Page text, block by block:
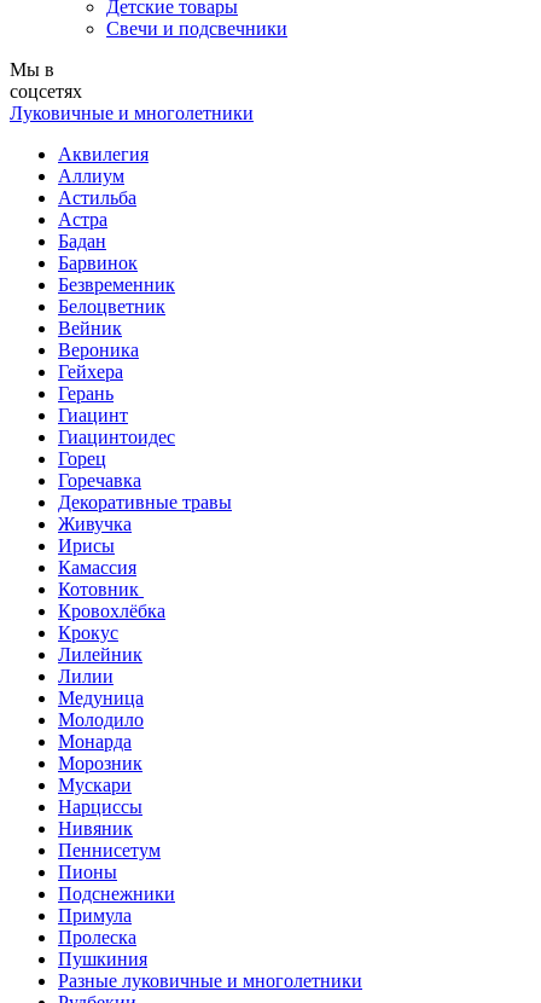
Детские товары
Свечи и подсвечники
Мы в
соцсетях
Луковичные и многолетники
Аквилегия
Аллиум
Астильба
Астра
Бадан
Барвинок
Безвременник
Белоцветник
Вейник
Вероника
Гейхера
Герань
Гиацинт
Гиацинтоидес
Горец
Горечавка
Декоративные травы
Живучка
Ирисы
Камассия
Котовник
Кровохлёбка
Крокус
Лилейник
Лилии
Медуница
Молодило
Монарда
Морозник
Мускари
Нарциссы
Нивяник
Пеннисетум
Пионы
Подснежники
Примула
Пролеска
Пушкиния
Разные луковичные и многолетники